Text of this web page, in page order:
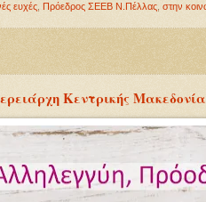
ευχές Πρόεδρος ΣΕΕΒ Ν.Πέλλας στην
Κεντρικής